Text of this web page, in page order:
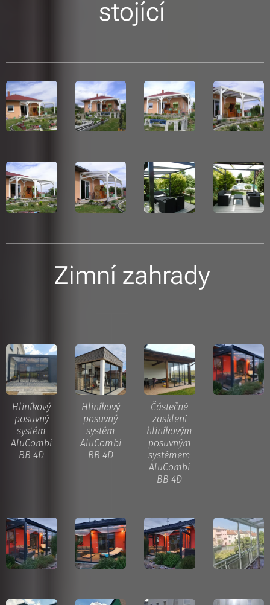
stojící
Zimní zahrady
Hliníkový
posuvný
systém
AluCombi
BB 4D
Hliníkový
posuvný
systém
AluCombi
BB 4D
Částečné
zasklení
hliníkovým
posuvným
systémem
AluCombi
BB 4D